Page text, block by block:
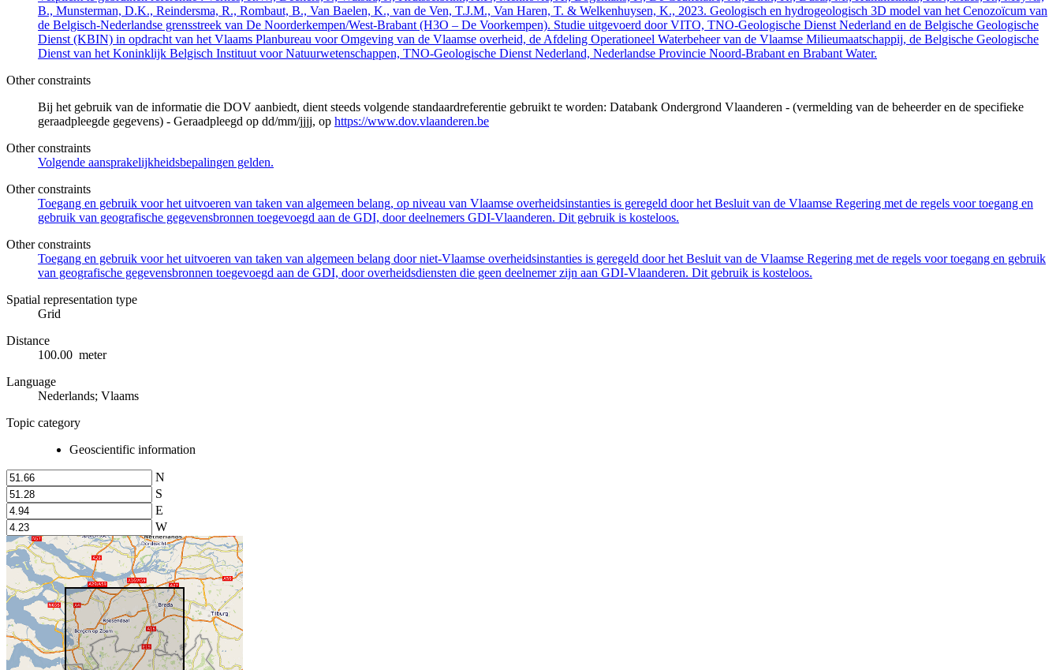
B., Munsterman, D.K., Reindersma, R., Rombaut, B., Van Baelen, K., van de Ven, T.J.M., Van Haren, T. & Welkenhuysen, K., 2023. Geologisch en hydrogeologisch 3D model van het Cenozoïcum van
de Belgisch-Nederlandse grensstreek van De Noorderkempen/West-Brabant (H3O – De Voorkempen). Studie uitgevoerd door VITO, TNO-Geologische Dienst Nederland en de Belgische Geologische
Dienst (KBIN) in opdracht van het Vlaams Planbureau voor Omgeving van de Vlaamse overheid, de Afdeling Operationeel Waterbeheer van de Vlaamse Milieumaatschappij, de Belgische Geologische
Dienst van het Koninklijk Belgisch Instituut voor Natuurwetenschappen, TNO-Geologische Dienst Nederland, Nederlandse Provincie Noord-Brabant en Brabant Water.
Other constraints
Bij het gebruik van de informatie die DOV aanbiedt, dient steeds volgende standaardreferentie gebruikt te worden: Databank Ondergrond Vlaanderen - (vermelding van de beheerder en de specifieke
geraadpleegde gegevens) - Geraadpleegd op dd/mm/jjjj, op https://www.dov.vlaanderen.be
Other constraints
Volgende aansprakelijkheidsbepalingen gelden.
Other constraints
Toegang en gebruik voor het uitvoeren van taken van algemeen belang, op niveau van Vlaamse overheidsinstanties is geregeld door het Besluit van de Vlaamse Regering met de regels voor toegang en
gebruik van geografische gegevensbronnen toegevoegd aan de GDI, door deelnemers GDI-Vlaanderen. Dit gebruik is kosteloos.
Other constraints
Toegang en gebruik voor het uitvoeren van taken van algemeen belang door niet-Vlaamse overheidsinstanties is geregeld door het Besluit van de Vlaamse Regering met de regels voor toegang en gebruik
van geografische gegevensbronnen toegevoegd aan de GDI, door overheidsdiensten die geen deelnemer zijn aan GDI-Vlaanderen. Dit gebruik is kosteloos.
Spatial representation type
Grid
Distance
100.00 meter
Language
Nederlands; Vlaams
Topic category
Geoscientific information
N
S
E
W